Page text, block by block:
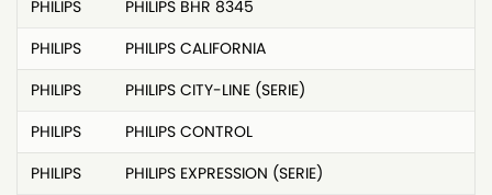
PHILIPS
PHILIPS BHR 8345
PHILIPS
PHILIPS CALIFORNIA
PHILIPS
PHILIPS CITY-LINE (SERIE)
PHILIPS
PHILIPS CONTROL
PHILIPS
PHILIPS EXPRESSION (SERIE)